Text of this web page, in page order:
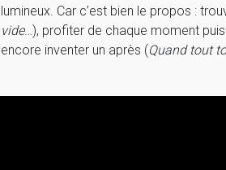
lumineux. Car c’est bien le propos :
vide…), profiter de chaque moment
encore inventer un après (Quand tout